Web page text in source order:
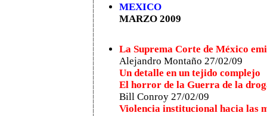
MEXICO
MARZO 2009
La Suprema Corte de México
Alejandro Montaño 27/02/09
Un detalle en un tejido complejo
El horror de la Guerra de la
Bill Conroy 27/02/09
Violencia institucional hacia las